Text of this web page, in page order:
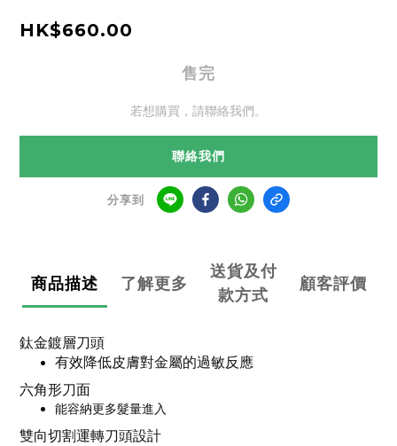
HK$660.00
售完
若想購買，請聯絡我們。
聯絡我們
分享到
商品描述 了解更多
送貨及付
款方式
顧客評價
鈦金鍍層刀頭
有效降低皮膚對金屬的過敏反應
六角形刀面
能容納更多髮量進入
雙向切割運轉刀頭設計